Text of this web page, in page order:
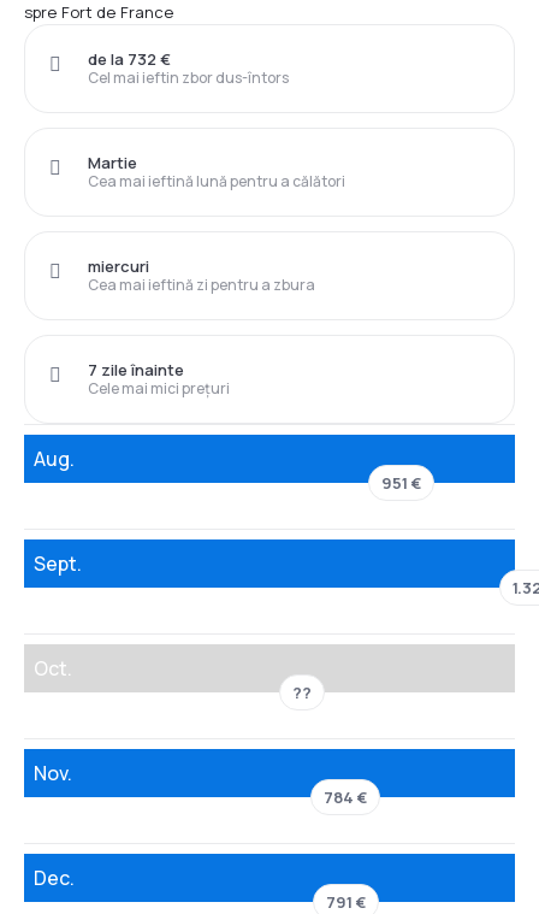
spre Fort de France
Cel mai ieftin zbor dus-întors
de la 732 €
Cea mai ieftină lună pentru a călători
Martie
Cea mai ieftină zi pentru a zbura
miercuri
Cele mai mici prețuri
7 zile înainte
Aug.
951 €
Sept.
Oct.
??
Nov.
784 €
Dec.
791 €